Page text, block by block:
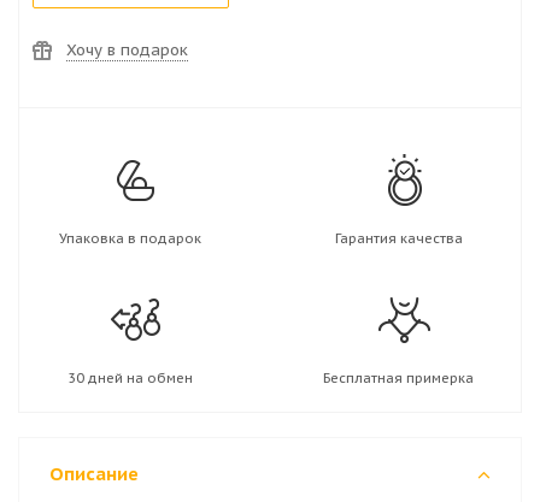
Хочу в подарок
Упаковка в подарок Гарантия качества
30 дней на обмен Бесплатная примерка
Описание